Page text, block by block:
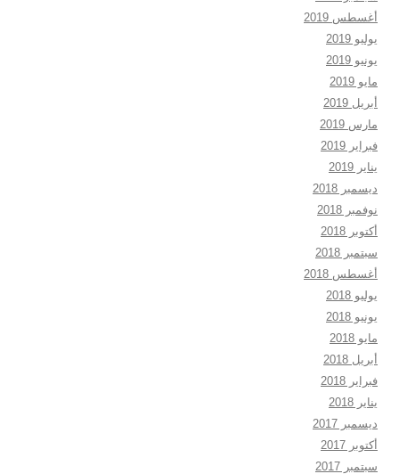
أغسطس 2019
يوليو 2019
يونيو 2019
مايو 2019
أبريل 2019
مارس 2019
فبراير 2019
يناير 2019
ديسمبر 2018
نوفمبر 2018
أكتوبر 2018
سبتمبر 2018
أغسطس 2018
يوليو 2018
يونيو 2018
مايو 2018
أبريل 2018
فبراير 2018
يناير 2018
ديسمبر 2017
أكتوبر 2017
سبتمبر 2017